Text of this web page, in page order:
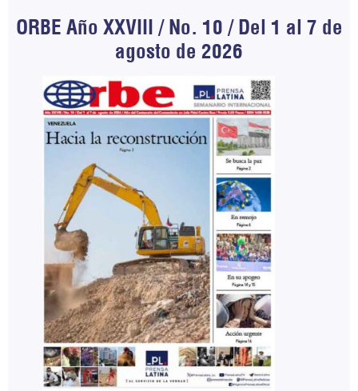
ORBE Año XXVIII / No. 10 / Del 1 al 7 de
agosto de 2026